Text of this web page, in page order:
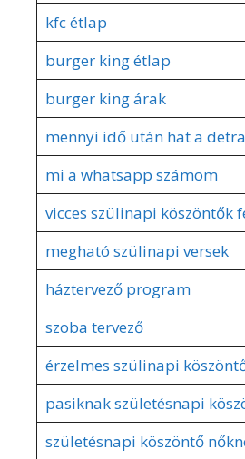
kfc étlap
burger king étlap
burger king árak
mennyi idő után hat a
mi a whatsapp számom
vicces szülinapi köszöntők
megható szülinapi versek
háztervező program
szoba tervező
érzelmes szülinapi
pasiknak születésnapi
születésnapi köszöntő